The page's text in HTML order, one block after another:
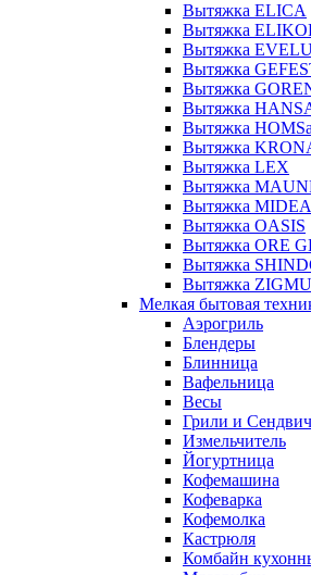
Вытяжка ELICA
Вытяжка
Вытяжка
Вытяжка
Вытяжка
Вытяжка
Вытяжка
Вытяжка
Вытяжка LEX
Вытяжка
Вытяжка MIDEA
Вытяжка OASIS
Вытяжка ORE
Вытяжка
Вытяжка
Мелкая бытовая
Аэрогриль
Блендеры
Блинница
Вафельница
Весы
Грили и
Измельчитель
Йогуртница
Кофемашина
Кофеварка
Кофемолка
Кастрюля
Комбайн